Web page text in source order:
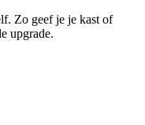
Zo geef je je kast of
upgrade.